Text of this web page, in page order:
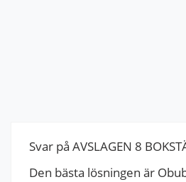
Svar på AVSLAGEN 8
Den bästa lösningen är